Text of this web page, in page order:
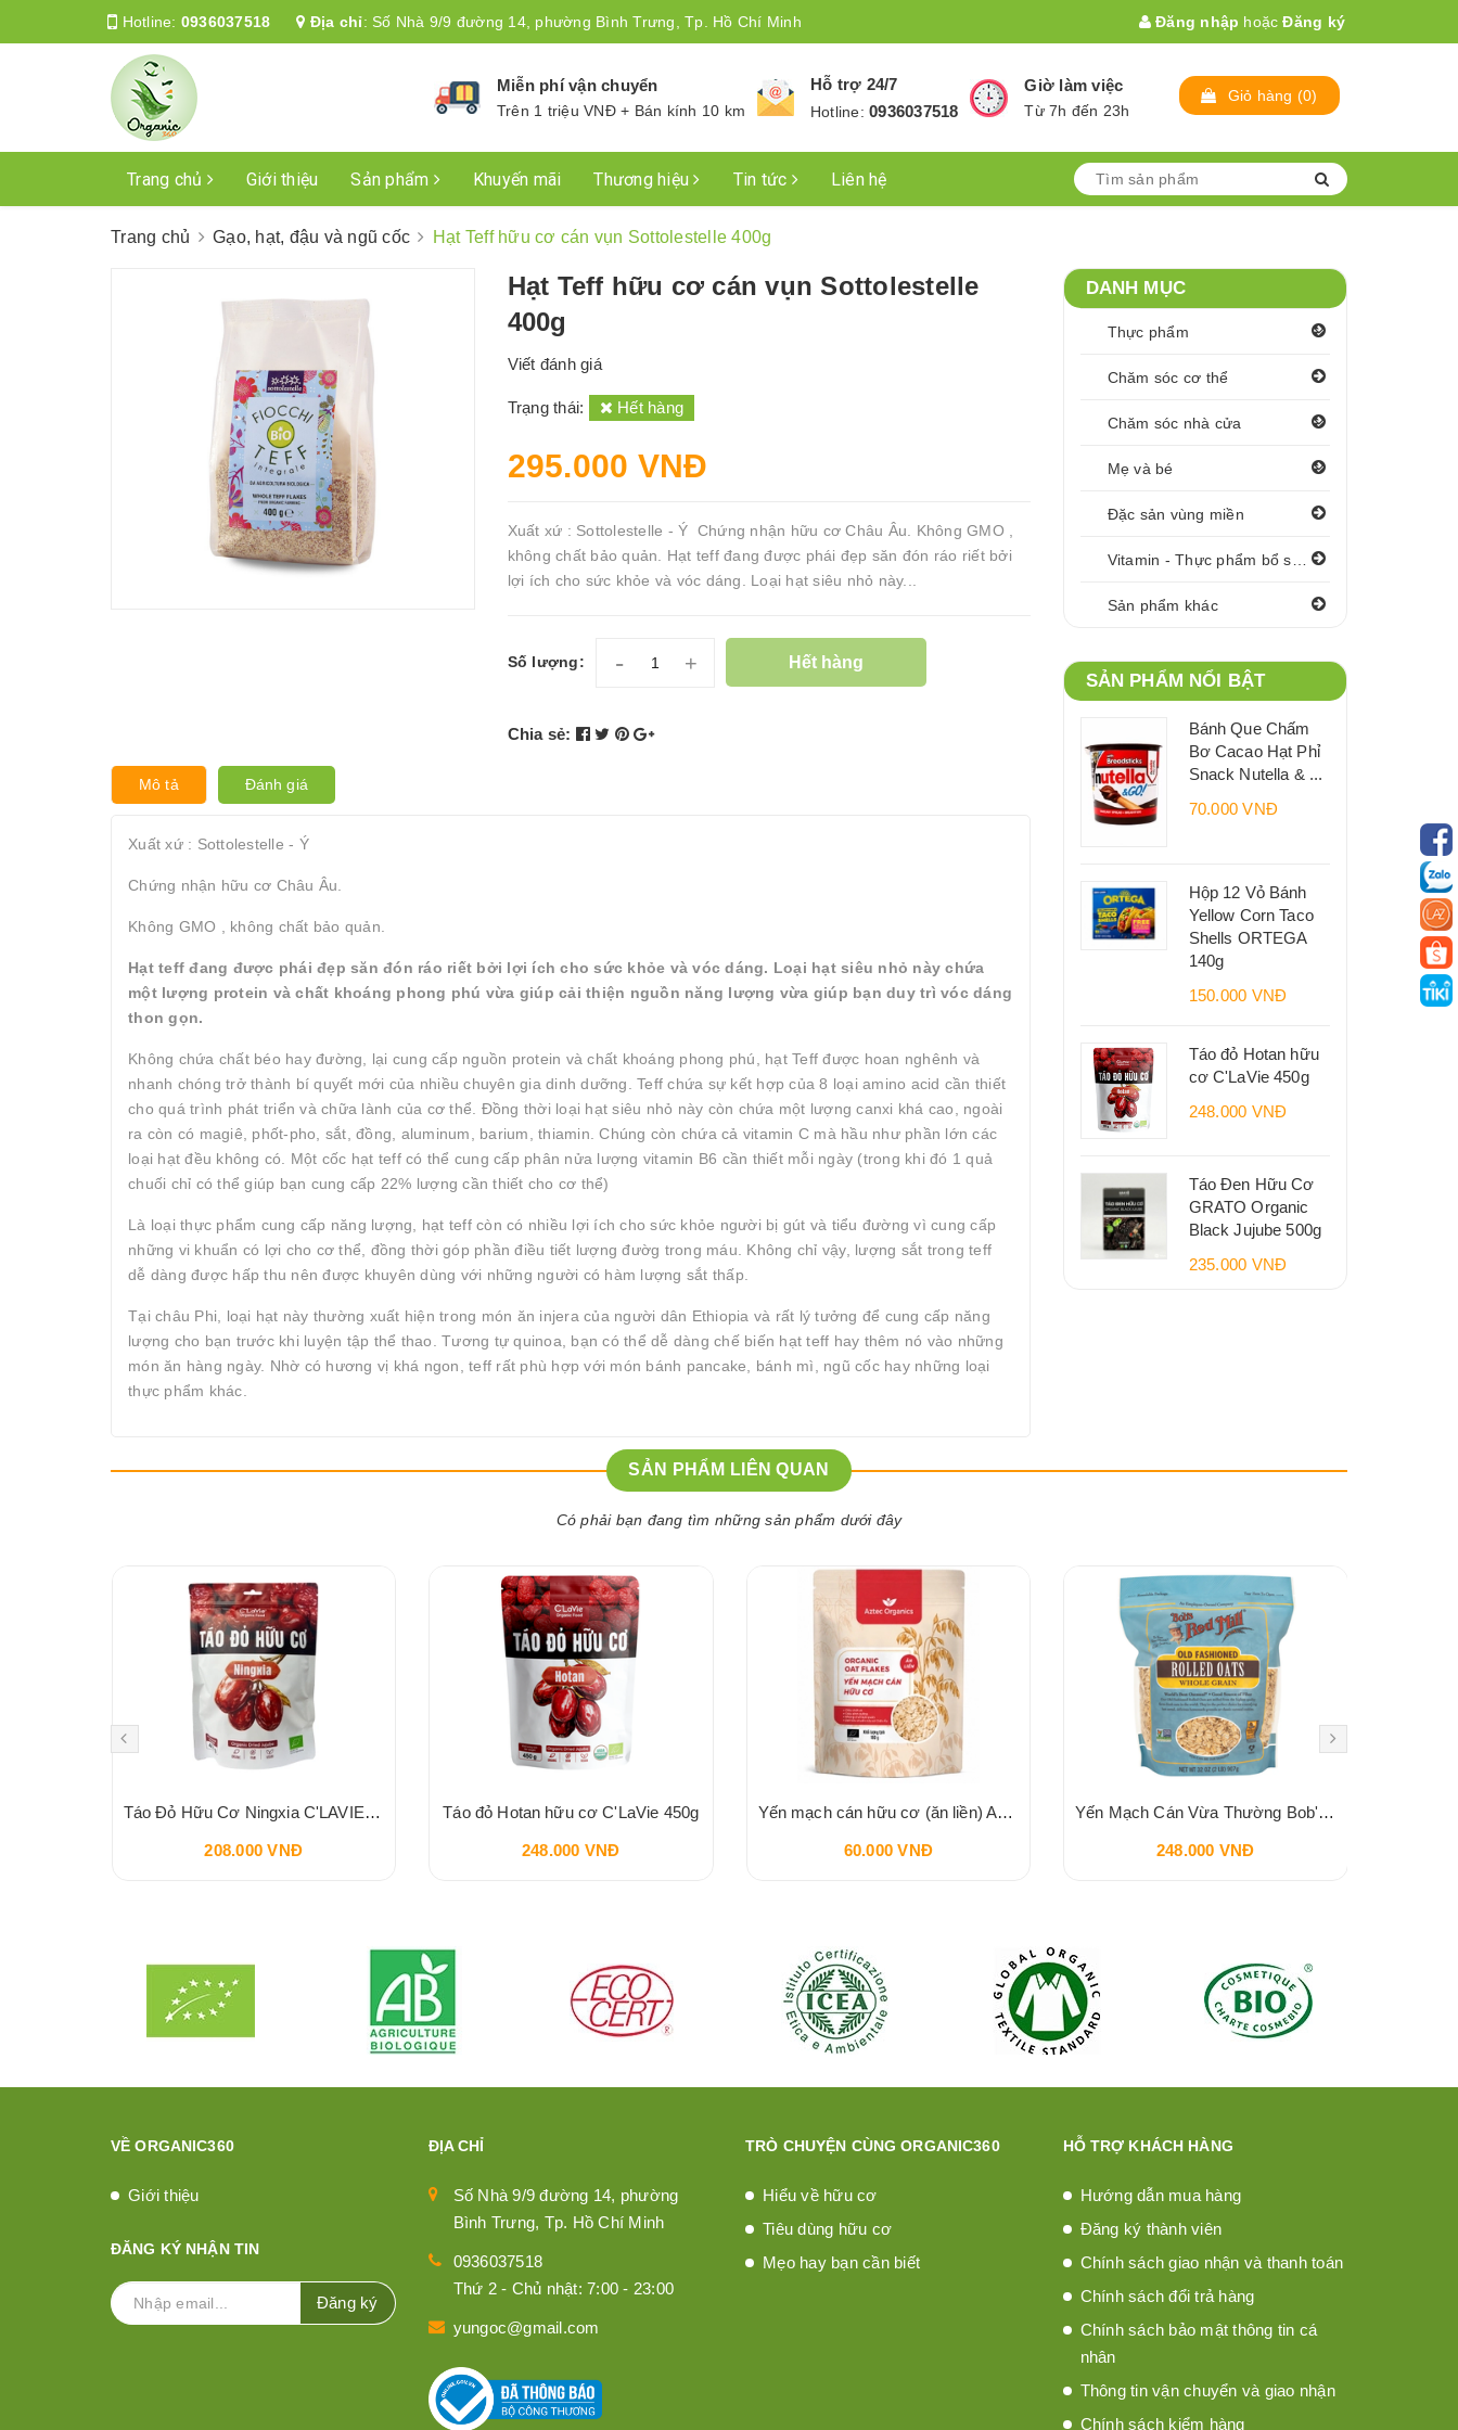
Hotline: 0936037518 Địa chỉ: Số Nhà 9/9 đường 14, phường Bình Trưng, Tp. Hồ Chí Minh Đăng nhập hoặc Đăng ký
Miễn phí vận chuyển
Trên 1 triệu VNĐ + Bán kính 10 km
Hỗ trợ 24/7
Hotline:0936037518
Giờ làm việc
Từ 7h đến 23h
Giỏ hàng (0)
Trang chủ Giới thiệu Sản phẩm Khuyến mãi Thương hiệu Tin tức Liên hệ
Trang chủ Gạo, hạt, đậu và ngũ cốc Hạt Teff hữu cơ cán vụn Sottolestelle 400g
Hạt Teff hữu cơ cán vụn Sottolestelle
400g
Viết đánh giá
Trạng thái: Hết hàng
295.000 VNĐ
Xuất xứ : Sottolestelle - Ý Chứng nhận hữu cơ Châu Âu. Không GMO ,
không chất bảo quản. Hạt teff đang được phái đẹp săn đón ráo riết bởi
lợi ích cho sức khỏe và vóc dáng. Loại hạt siêu nhỏ này...
Số lượng: - + Hết hàng
Chia sẻ:
Mô tả Đánh giá
Xuất xứ : Sottolestelle - Ý
Chứng nhận hữu cơ Châu Âu.
Không GMO , không chất bảo quản.
Hạt teff đang được phái đẹp săn đón ráo riết bởi lợi ích cho sức khỏe và vóc dáng. Loại hạt siêu nhỏ này chứa
một lượng protein và chất khoáng phong phú vừa giúp cải thiện nguồn năng lượng vừa giúp bạn duy trì vóc dáng
thon gọn.
Không chứa chất béo hay đường, lại cung cấp nguồn protein và chất khoáng phong phú, hạt Teff được hoan nghênh và
nhanh chóng trở thành bí quyết mới của nhiều chuyên gia dinh dưỡng. Teff chứa sự kết hợp của 8 loại amino acid cần thiết
cho quá trình phát triển và chữa lành của cơ thể. Đồng thời loại hạt siêu nhỏ này còn chứa một lượng canxi khá cao, ngoài
ra còn có magiê, phốt-pho, sắt, đồng, aluminum, barium, thiamin. Chúng còn chứa cả vitamin C mà hầu như phần lớn các
loại hạt đều không có. Một cốc hạt teff có thể cung cấp phân nửa lượng vitamin B6 cần thiết mỗi ngày (trong khi đó 1 quả
chuối chỉ có thể giúp bạn cung cấp 22% lượng cần thiết cho cơ thể)
Là loại thực phẩm cung cấp năng lượng, hạt teff còn có nhiều lợi ích cho sức khỏe người bị gút và tiểu đường vì cung cấp
những vi khuẩn có lợi cho cơ thể, đồng thời góp phần điều tiết lượng đườg trong máu. Không chỉ vậy, lượng sắt trong teff
dễ dàng được hấp thu nên được khuyên dùng với những người có hàm lượng sắt thấp.
Tại châu Phi, loại hạt này thường xuất hiện trong món ăn injera của người dân Ethiopia và rất lý tưởng để cung cấp năng
lượng cho bạn trước khi luyện tập thể thao. Tương tự quinoa, bạn có thể dễ dàng chế biến hạt teff hay thêm nó vào những
món ăn hàng ngày. Nhờ có hương vị khá ngon, teff rất phù hợp với món bánh pancake, bánh mì, ngũ cốc hay những loại
thực phẩm khác.
DANH MỤC
Thực phẩm
Chăm sóc cơ thể
Chăm sóc nhà cửa
Mẹ và bé
Đặc sản vùng miền
Sản phẩm khác
SẢN PHẨM NỔI BẬT
Bánh Que Chấm
Bơ Cacao Hạt Phỉ
Snack Nutella & ...
70.000 VNĐ
Hộp 12 Vỏ Bánh
Yellow Corn Taco
Shells ORTEGA
140g
150.000 VNĐ
Táo đỏ Hotan hữu
cơ C'LaVie 450g
248.000 VNĐ
Táo Đen Hữu Cơ
GRATO Organic
Black Jujube 500g
235.000 VNĐ
SẢN PHẨM LIÊN QUAN
Có phải bạn đang tìm những sản phẩm dưới đây
Táo Đỏ Hữu Cơ Ningxia C'LAVIE 450g
208.000 VNĐ
Táo đỏ Hotan hữu cơ C'LaVie 450g
248.000 VNĐ
Yến mạch cán hữu cơ (ăn liền) Aztec Organics 180g
60.000 VNĐ
Yến Mạch Cán Vừa Thường Bob's Red Mill Old Fashioned Rolled Oats 907g
248.000 VNĐ
VỀ ORGANIC360
Giới thiệu
ĐĂNG KÝ NHẬN TIN
Đăng ký
ĐỊA CHỈ
Số Nhà 9/9 đường 14, phường
Bình Trưng, Tp. Hồ Chí Minh
0936037518
Thứ 2 - Chủ nhật: 7:00 - 23:00
yungoc@gmail.com
TRÒ CHUYỆN CÙNG ORGANIC360
Hiểu về hữu cơ
Tiêu dùng hữu cơ
Mẹo hay bạn cần biết
HỖ TRỢ KHÁCH HÀNG
Hướng dẫn mua hàng
Đăng ký thành viên
Chính sách giao nhận và thanh toán
Chính sách đổi trả hàng
Chính sách bảo mật thông tin cá
nhân
Thông tin vận chuyển và giao nhận
Chính sách kiểm hàng